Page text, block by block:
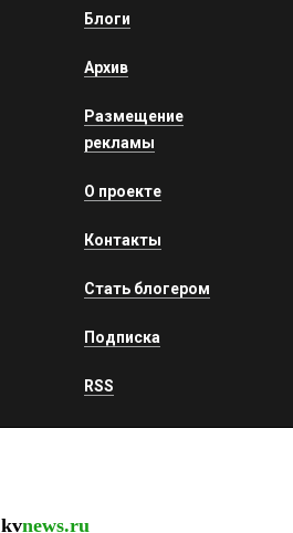
Блоги
Архив
Размещение
рекламы
О проекте
Контакты
Стать блогером
Подписка
RSS
kvnews.ru